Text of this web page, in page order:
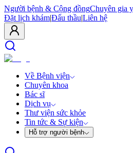
Người bệnh & Cộng đồngChuyên gia
Đặt lịch khám|Đấu thầu|Liên hệ
Về Bệnh viện
Chuyên khoa
Bác sĩ
Dịch vụ
Thư viện sức khỏe
Tin tức & Sự kiện
Hỗ trợ người bệnh